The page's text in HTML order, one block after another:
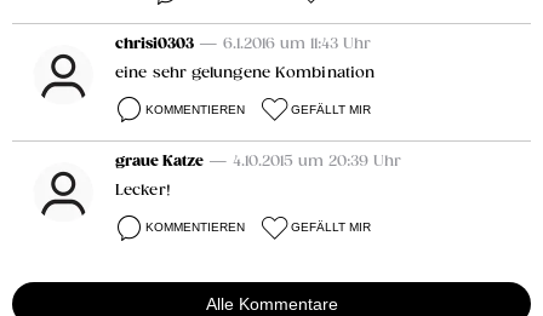
chrisi0303 — 6.1.2016 um 11:43 Uhr
eine sehr gelungene Kombination
KOMMENTIEREN GEFÄLLT MIR
graue Katze — 4.10.2015 um 20:39 Uhr
Lecker!
KOMMENTIEREN GEFÄLLT MIR
Alle Kommentare